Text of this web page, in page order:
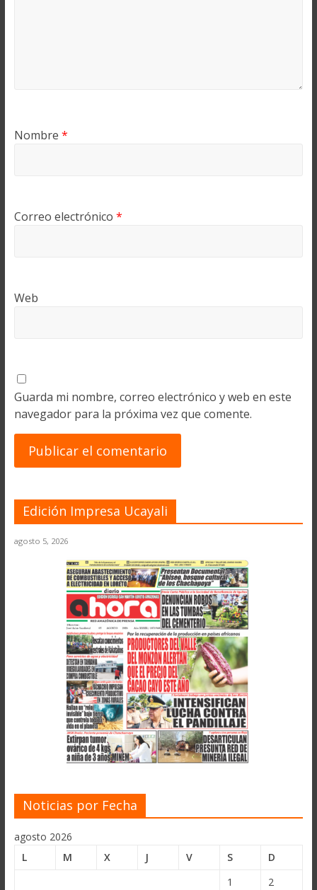
Nombre *
Correo electrónico *
Web
Guarda mi nombre, correo electrónico y web en este
navegador para la próxima vez que comente.
Edición Impresa Ucayali
agosto 5, 2026
Noticias por Fecha
agosto 2026
L
M X J V S
D
1
2